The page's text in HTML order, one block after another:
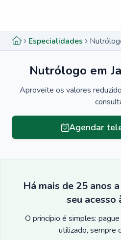
Especialidades
Nutrólogo em
Aproveite os valores
Agendar
Há mais de 25 anos
seu acesso
O princípio é simples:
utilizado, sempre